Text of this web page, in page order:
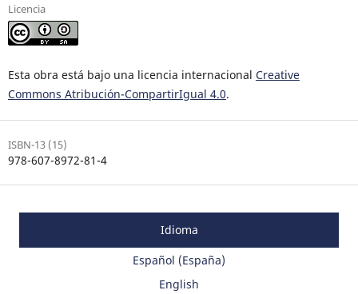
Licencia
Esta obra está bajo una licencia internacional Creative
Commons Atribución-CompartirIgual 4.0.
ISBN-13 (15)
978-607-8972-81-4
Idioma
Español (España)
English